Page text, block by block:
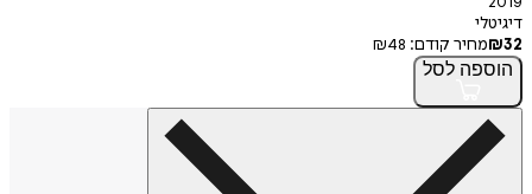
דיגיטלי
₪32 מחיר קודם: ₪48
הוספה לסל